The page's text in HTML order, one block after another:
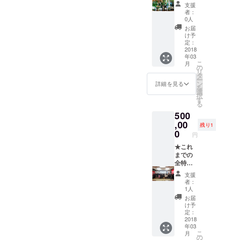
途発送
■四万温
泉季節
の贈り
物 春
月）、
夏（8
月）、
秋（9
月）、
冬（12
送予定
■中之条
町のお
いしい
お米
『花ゆ
か
り』
３０ｋ
ｇ ■特
上米味
噌 10
ｋｇ
四万温
泉オリ
ジナル
スマイ
ル缶
バッチ
四万温
泉絵馬
四万温
泉ミス
ト ケロ
リン桶
泉タオ
ル 四万
温泉
せっけ
ん 絆の
徳利
セット
群馬の
地酒
セット
【大吟
醸】 ※
写真は
イメー
ジで
す、最
支援
者：
0人
お届
け予
定：
2018
年03
月
詳細を見る
こ
の
リ
タ
ー
ン
を
選
択
す
る
500
,00
0 円
残り1
★これ
までの
全特典
★四万
温泉好
きなお
宿にペ
アでご
招待 ★
１日温
泉協会
長体験
支援
者：
1人
お届
け予
定：
2018
年03
月
こ
の